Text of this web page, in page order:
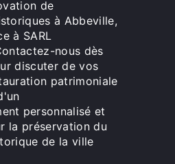
de
à Abbeville,
à SARL
nous dès
discuter de vos
patrimoniale
personnalisé et
la préservation du
de la ville